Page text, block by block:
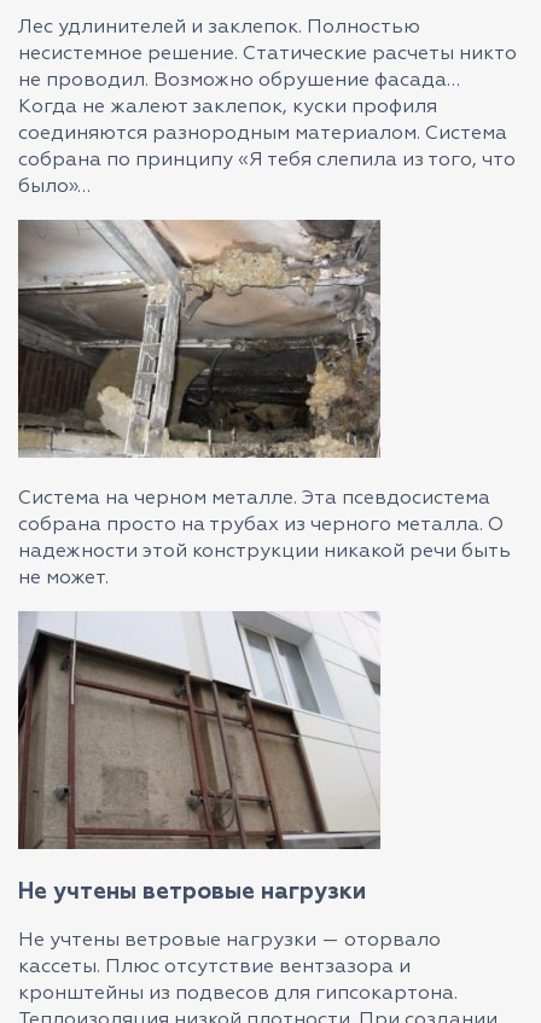
Лес удлинителей и заклепок. Полностью
несистемное решение. Статические расчеты никто
не проводил. Возможно обрушение фасада…
Когда не жалеют заклепок, куски профиля
соединяются разнородным материалом. Система
собрана по принципу «Я тебя слепила из того, что
было»…
Система на черном металле. Эта псевдосистема
собрана просто на трубах из черного металла. О
надежности этой конструкции никакой речи быть
не может.
Не учтены ветровые нагрузки
Не учтены ветровые нагрузки — оторвало
кассеты. Плюс отсутствие вентзазора и
кронштейны из подвесов для гипсокартона.